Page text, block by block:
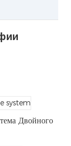
Двойного